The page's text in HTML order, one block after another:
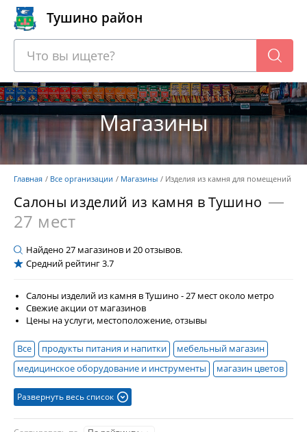
Тушино район
Магазины
Главная Все организации Магазины Изделия из камня для помещений
Салоны изделий из камня в Тушино —
27 мест
Найдено 27 магазинов и 20 отзывов.
Средний рейтинг 3.7
Салоны изделий из камня в Тушино - 27 мест около метро
Свежие акции от магазинов
Цены на услуги, местоположение, отзывы
Все продукты питания и напитки
мебельный магазин
медицинское оборудование и инструменты
магазин цветов
детские игрушки
супермаркет
доставка продуктов
мягкие игрушки
светильники и освещение
Развернуть весь список